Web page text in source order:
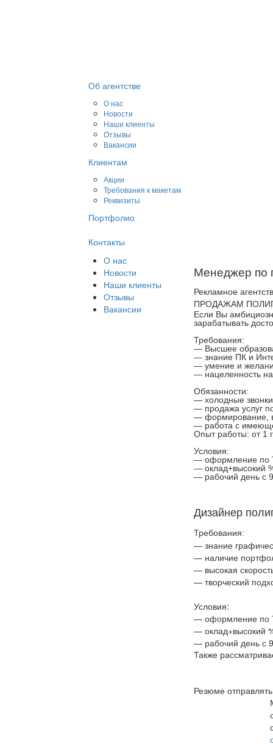
Об агентстве
О нас
Новости
Наши клиенты
Отзывы
Вакансии
Клиентам
Акции
Требования к макетам
Реквизиты
Портфолио
Контакты
О нас
Новости
Наши клиенты
Отзывы
Вакансии
Менеджер по
Рекламное
ПРОДАЖАМ
Если Вы
зарабатывать
Требования:
— Высшее
— знание ПК и
— умение и
— нацеленность на
Обязанности:
— холодные звонки
— продажа услуг
— формирование,
— работа с
Опыт работы: от 1
Условия:
— оформление по
— оклад+высокий
— рабочий день с
Дизайнер
Требования:
— знание
— наличие
— высокая
— творческий
Условия:
— оформление по
— оклад+высокий
— рабочий день с
Также
Резюме